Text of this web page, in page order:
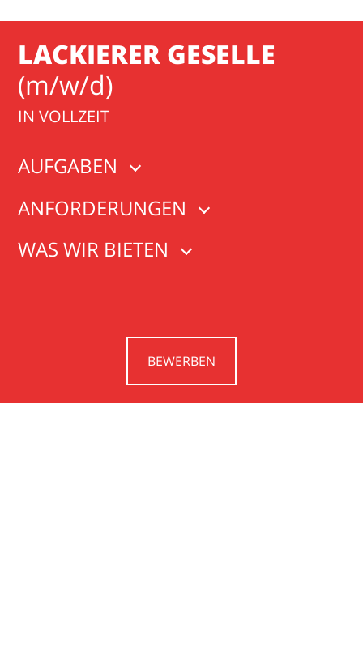
LACKIERER GESELLE
(m/w/d)
IN VOLLZEIT
AUFGABEN
ANFORDERUNGEN
WAS WIR BIETEN
BEWERBEN